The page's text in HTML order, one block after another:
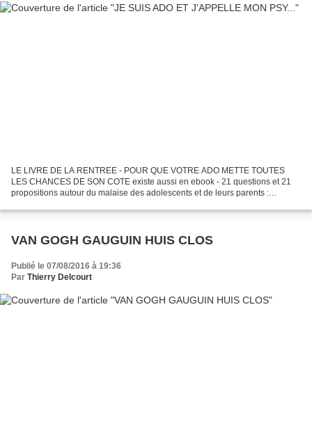
LE LIVRE DE LA RENTREE - POUR QUE VOTRE ADO METTE TOUTES
LES CHANCES DE SON COTE existe aussi en ebook - 21 questions et 21
propositions autour du malaise des adolescents et de leurs parents :
VAN GOGH GAUGUIN HUIS CLOS
Publié le 07/08/2016 à 19:36
Par Thierry Delcourt